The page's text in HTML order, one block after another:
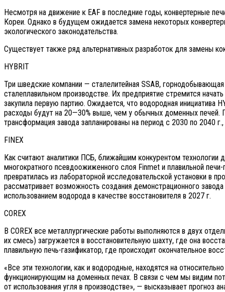
Несмотря на движение к EAF в последние годы, конвертерные
Кореи. Однако в будущем ожидается замена некоторых
экологического законодательства.
Существует также ряд альтернативных разработок для замены
HYBRIT
Три шведские компании — сталелитейная SSAB,
сталеплавильном производстве. Их предприятие стремится
закупила первую партию. Ожидается, что водородная
расходы будут на 20—30% выше, чем у обычных доменных печей.
трансформация завода запланированы на период с 2030 по 2040
FINEX
Как считают аналитики ПСБ, ближайшим конкурентом технологии
многократного псевдоожиженного слоя Finmet и плавильной
превратилась из лабораторной исследовательской установки в
рассматривает возможность создания демонстрационного
использованием водорода в качестве восстановителя в 2027 г.
COREX
В COREX все металлургические работы выполняются в двух
их смесь) загружается в восстановительную шахту, где она
плавильную печь-газификатор, где происходит окончательное
«Все эти технологии, как и водородные, находятся на
функционирующим на доменных печах. В связи с чем мы видим
от использования угля в производстве», — высказывает прогноз